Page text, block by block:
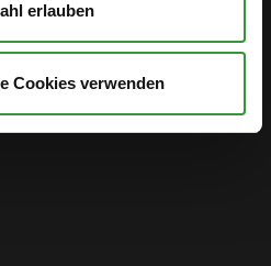
erlauben
Cookies verwenden